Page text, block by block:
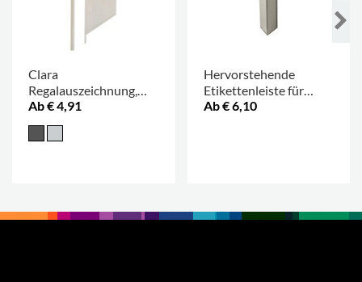
Clara
Regalauszeichnung,
schlank
Ab € 4,91
Hervorstehende
Etikettenleiste für
Clara
Ab € 6,10